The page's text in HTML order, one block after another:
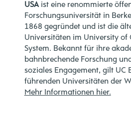
USA ist eine renommierte
Forschungsuniversität in
1868 gegründet und ist die
Universitäten im University of
System. Bekannt für ihre
bahnbrechende Forschung
soziales Engagement, gilt UC
führenden Universitäten der
Mehr Informationen hier.